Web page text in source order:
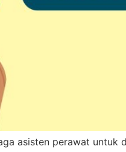
asisten perawat untuk